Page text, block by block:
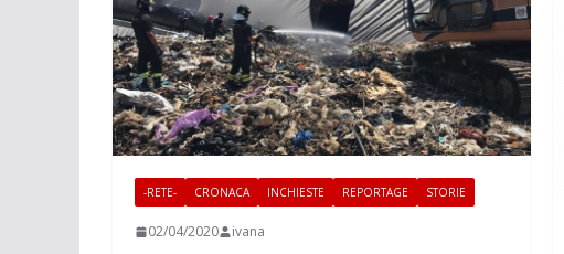
-RETE- CRONACA INCHIESTE REPORTAGE STORIE
02/04/2020 ivana